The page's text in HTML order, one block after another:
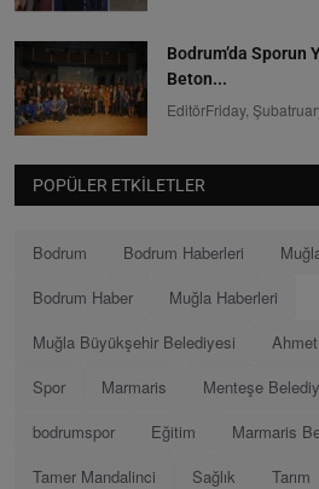
Bodrum’da Sporun
Beton...
EditörFriday,
POPÜLER ETKILETLER
Bodrum Bodrum Haberleri
Bodrum Haber
Muğla Haberleri
Muğla Büyükşehir Belediyesi
Spor
Marmaris Menteşe
bodrumspor
Eğitim Marmaris
Tamer Mandalinci
Sağlık Tarım